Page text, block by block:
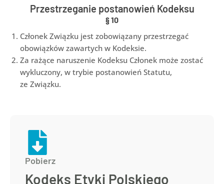
Przestrzeganie postanowień Kodeksu
§10
Członek Związku jest zobowiązany przestrzegać
obowiązków zawartych w Kodeksie.
Za rażące naruszenie Kodeksu Członek może zostać
wykluczony, w trybie postanowień Statutu,
ze Związku.
Pobierz
Kodeks Etyki Polskiego